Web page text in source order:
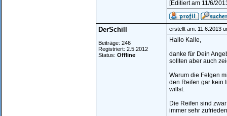
[Editiert am 11/6/
DerSchill
Beiträge: 246
Registriert: 2.5.2012
Status: Offline
erstellt am: 11.6.2013
Hallo Kalle,
danke für Dein
sollten aber auch
Warum die Felgen
den Reifen gar kein
willst.
Die Reifen sind
immer sehr